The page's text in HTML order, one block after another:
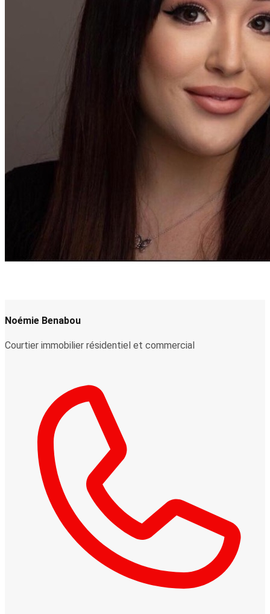
Noémie Benabou
Courtier immobilier résidentiel et commercial